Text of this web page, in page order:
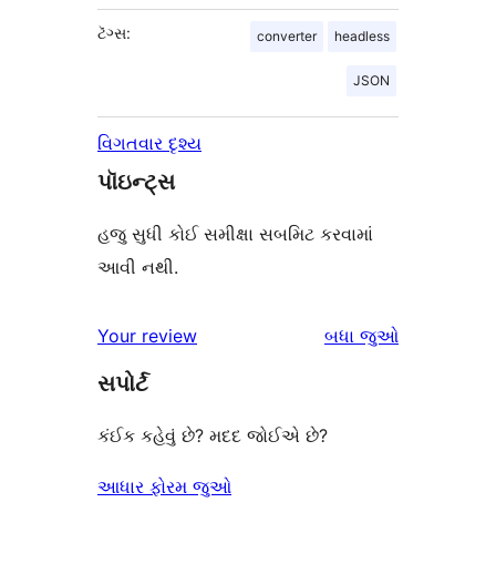
ટૅગ્સ: converter headless
JSON
વિગતવાર દૃશ્ય
પૉઇન્ટ્સ
હજુ સુધી કોઈ સમીક્ષા સબમિટ કરવામાં
આવી નથી.
Your review બધા સમીક્ષાઓ
જુઓ
સપોર્ટ
કંઈક કહેવું છે? મદદ જોઈએ છે?
આધાર ફોરમ જુઓ